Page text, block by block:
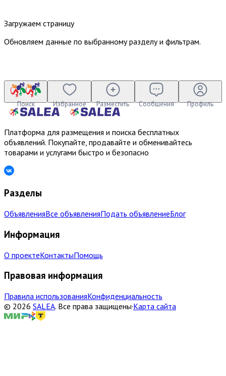
Загружаем страницу
Обновляем данные по выбранному разделу и фильтрам.
Поиск Избранное Разместить Сообщения Профиль
Платформа для размещения и поиска бесплатных
объявлений. Покупайте, продавайте и обменивайтесь
товарами и услугами быстро и безопасно
Разделы
ОбъявленияВсе объявленияПодать объявлениеБлог
Информация
О проектеКонтактыПомощь
Правовая информация
Правила использованияКонфиденциальность
© 2026 SALEA. Все права защищены·Карта сайта